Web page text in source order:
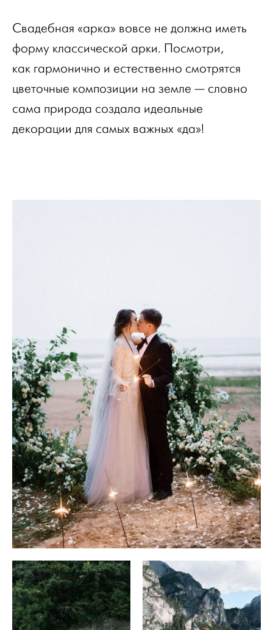
Свадебная «арка» вовсе не должна иметь
форму классической арки. Посмотри,
как гармонично и естественно смотрятся
цветочные композиции на земле — словно
сама природа создала идеальные
декорации для самых важных «да»!